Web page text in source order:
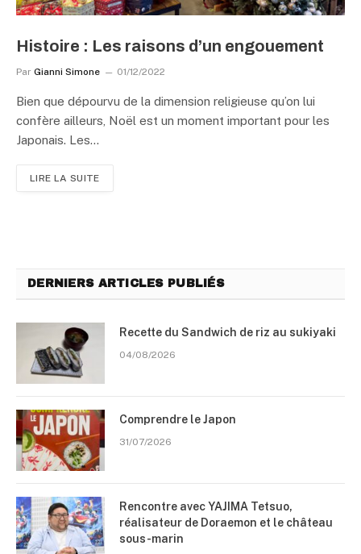
Histoire : Les raisons d’un engouement
Par Gianni Simone 01/12/2022
Bien que dépourvu de la dimension religieuse qu’on lui
confère ailleurs, Noël est un moment important pour les
Japonais. Les…
LIRE LA SUITE
DERNIERS ARTICLES PUBLIÉS
Recette du Sandwich de riz au sukiyaki
04/08/2026
Comprendre le Japon
31/07/2026
Rencontre avec YAJIMA Tetsuo,
réalisateur de Doraemon et le château
sous-marin